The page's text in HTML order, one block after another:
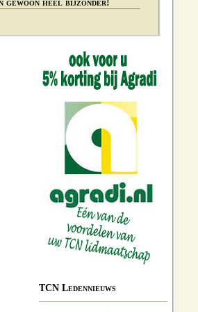
gewoon heel bijzonder!
TCN Ledennieuws